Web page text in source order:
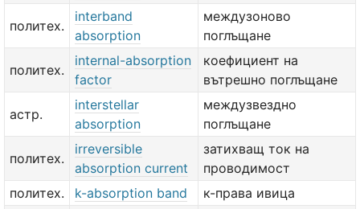
политех.
interband
absorption
междузоново
поглъщане
политех.
internal-absorption
factor
коефициент на
вътрешно поглъщане
астр.
interstellar
absorption
междузвездно
поглъщане
политех.
irreversible
absorption current
затихващ ток на
проводимост
политех.
k-absorption band к-права ивица